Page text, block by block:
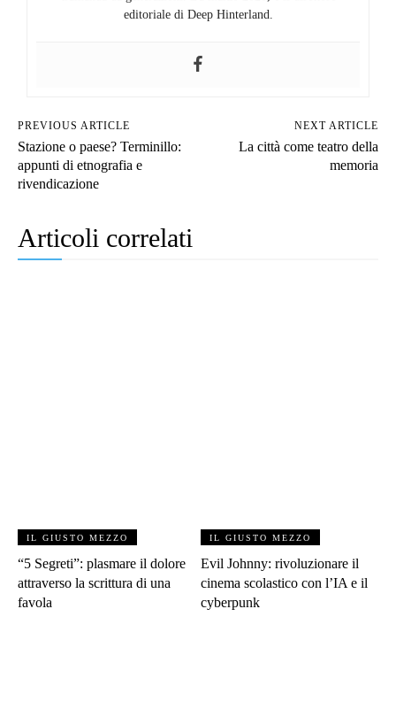
editoriale di Deep Hinterland.
PREVIOUS ARTICLE
Stazione o paese? Terminillo:
appunti di etnografia e
rivendicazione
NEXT ARTICLE
La città come teatro della
memoria
Articoli correlati
IL GIUSTO MEZZO
“5 Segreti”: plasmare il dolore
attraverso la scrittura di una
favola
IL GIUSTO MEZZO
Evil Johnny: rivoluzionare il
cinema scolastico con l’IA e il
cyberpunk